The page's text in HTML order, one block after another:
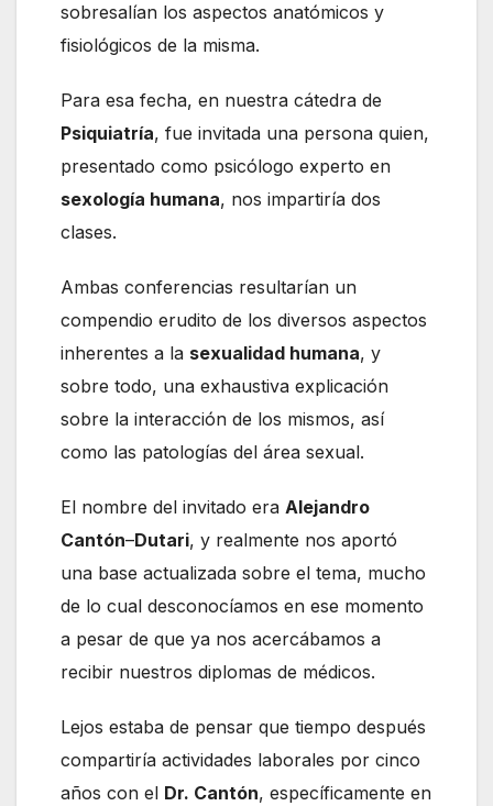
sobresalían los aspectos anatómicos y
fisiológicos de la misma.
Para esa fecha, en nuestra cátedra de
Psiquiatría, fue invitada una persona quien,
presentado como psicólogo experto en
sexología humana, nos impartiría dos
clases.
Ambas conferencias resultarían un
compendio erudito de los diversos aspectos
inherentes a la sexualidad humana, y
sobre todo, una exhaustiva explicación
sobre la interacción de los mismos, así
como las patologías del área sexual.
El nombre del invitado era Alejandro
Cantón–Dutari, y realmente nos aportó
una base actualizada sobre el tema, mucho
de lo cual desconocíamos en ese momento
a pesar de que ya nos acercábamos a
recibir nuestros diplomas de médicos.
Lejos estaba de pensar que tiempo después
compartiría actividades laborales por cinco
años con el Dr. Cantón, específicamente en